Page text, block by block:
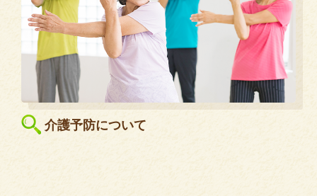
介護予防について